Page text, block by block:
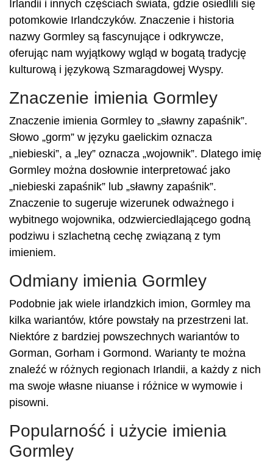
Irlandii i innych częściach świata, gdzie osiedlili się
potomkowie Irlandczyków. Znaczenie i historia
nazwy Gormley są fascynujące i odkrywcze,
oferując nam wyjątkowy wgląd w bogatą tradycję
kulturową i językową Szmaragdowej Wyspy.
Znaczenie imienia Gormley
Znaczenie imienia Gormley to „sławny zapaśnik”.
Słowo „gorm” w języku gaelickim oznacza
„niebieski”, a „ley” oznacza „wojownik”. Dlatego imię
Gormley można dosłownie interpretować jako
„niebieski zapaśnik” lub „sławny zapaśnik”.
Znaczenie to sugeruje wizerunek odważnego i
wybitnego wojownika, odzwierciedlającego godną
podziwu i szlachetną cechę związaną z tym
imieniem.
Odmiany imienia Gormley
Podobnie jak wiele irlandzkich imion, Gormley ma
kilka wariantów, które powstały na przestrzeni lat.
Niektóre z bardziej powszechnych wariantów to
Gorman, Gorham i Gormond. Warianty te można
znaleźć w różnych regionach Irlandii, a każdy z nich
ma swoje własne niuanse i różnice w wymowie i
pisowni.
Popularność i użycie imienia
Gormley